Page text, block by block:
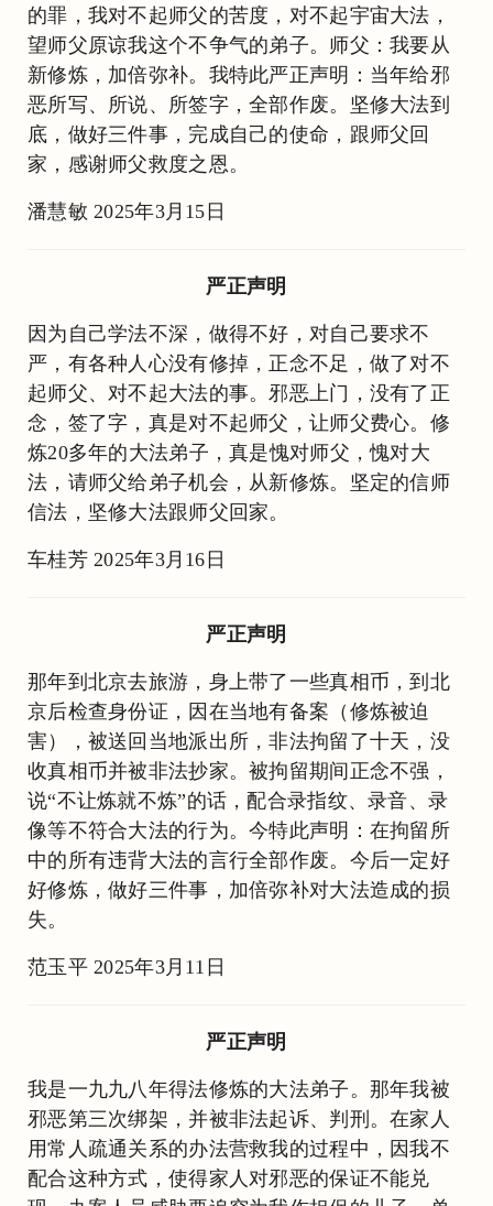
的罪，我对不起师父的苦度，对不起宇宙大法，
望师父原谅我这个不争气的弟子。师父：我要从
新修炼，加倍弥补。我特此严正声明：当年给邪
恶所写、所说、所签字，全部作废。坚修大法到
底，做好三件事，完成自己的使命，跟师父回
家，感谢师父救度之恩。
潘慧敏 2025年3月15日
严正声明
因为自己学法不深，做得不好，对自己要求不
严，有各种人心没有修掉，正念不足，做了对不
起师父、对不起大法的事。邪恶上门，没有了正
念，签了字，真是对不起师父，让师父费心。修
炼20多年的大法弟子，真是愧对师父，愧对大
法，请师父给弟子机会，从新修炼。坚定的信师
信法，坚修大法跟师父回家。
车桂芳 2025年3月16日
严正声明
那年到北京去旅游，身上带了一些真相币，到北
京后检查身份证，因在当地有备案（修炼被迫
害），被送回当地派出所，非法拘留了十天，没
收真相币并被非法抄家。被拘留期间正念不强，
说“不让炼就不炼”的话，配合录指纹、录音、录
像等不符合大法的行为。今特此声明：在拘留所
中的所有违背大法的言行全部作废。今后一定好
好修炼，做好三件事，加倍弥补对大法造成的损
失。
范玉平 2025年3月11日
严正声明
我是一九九八年得法修炼的大法弟子。那年我被
邪恶第三次绑架，并被非法起诉、判刑。在家人
用常人疏通关系的办法营救我的过程中，因我不
配合这种方式，使得家人对邪恶的保证不能兑